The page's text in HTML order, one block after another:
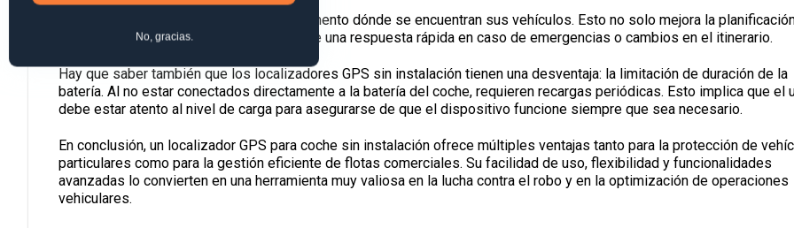
Las empresas pueden saber en todo momento dónde se encuentran sus vehículos. Esto no solo mejora la
las operaciones, sino que también permite una respuesta rápida en caso de emergencias o cambios en el itinerario.
Hay que saber también que los localizadores GPS sin instalación tienen una desventaja: la limitación de duración de la
batería. Al no estar conectados directamente a la batería del coche, requieren recargas periódicas. Esto implica que el
debe estar atento al nivel de carga para asegurarse de que el dispositivo funcione siempre que sea necesario.
En conclusión, un localizador GPS para coche sin instalación ofrece múltiples ventajas tanto para la protección de
particulares como para la gestión eficiente de flotas comerciales. Su facilidad de uso, flexibilidad y funcionalidades
avanzadas lo convierten en una herramienta muy valiosa en la lucha contra el robo y en la optimización de operaciones
vehiculares.
No, gracias.